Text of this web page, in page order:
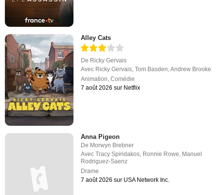
Alley Cats
De Ricky Gervais
Avec Ricky Gervais ,Tom Basden ,Andrew Brooke
Animation ,Comédie
7 août 2026 sur Netflix
Anna Pigeon
De Morwyn Brebner
AvecTracy Spiridakos, Ronnie Rowe, Manuel
Rodriguez-Saenz
Drame
7 août 2026 sur USA Network Inc.